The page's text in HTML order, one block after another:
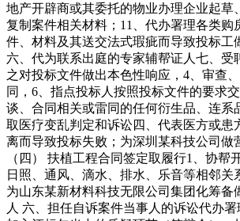
地产开辟商或其委托的物业办理企业起草
复制案件相关材料；11、代办署理各类
件、材料及其送交法式瑕疵而导致投标工
六、代为联系出庭的专家辅帮证人七、
之对投标文件做出本色性响应，4、审查
同，6、指点投标人按照投标文件的要求
谈、合同相关或雷同的任何衍生品、连
取医疗变乱判定和诉讼四、代表医方或
离而导致投标失败；为深圳某科技公司
（四） 扶植工程合同签定取履行1、协
日照、通风、滴水、排水、乐音等相邻
为山东某新材料科技无限公司集团化筹
人 六、担任自诉案件当事人的诉讼代办